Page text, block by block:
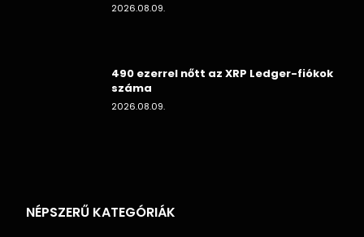
2026.08.09.
490 ezerrel nőtt az XRP Ledger-fiókok
száma
2026.08.09.
NÉPSZERŰ KATEGÓRIÁK